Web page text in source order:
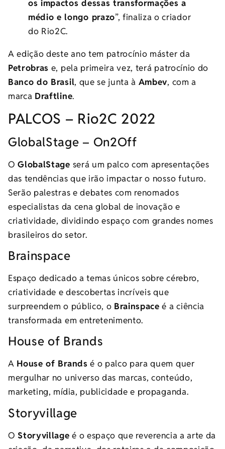
os impactos dessas transformações a
médio e longo prazo”, finaliza o criador
do Rio2C.
A edição deste ano tem patrocínio máster da
Petrobras e, pela primeira vez, terá patrocínio do
Banco do Brasil, que se junta à Ambev, com a
marca Draftline.
PALCOS – Rio2C 2022
GlobalStage – On2Off
OGlobalStage será um palco com apresentações
das tendências que irão impactar o nosso futuro.
Serão palestras e debates com renomados
especialistas da cena global de inovação e
criatividade, dividindo espaço com grandes nomes
brasileiros do setor.
Brainspace
Espaço dedicado a temas únicos sobre cérebro,
criatividade e descobertas incríveis que
surpreendem o público, o Brainspace é a ciência
transformada em entretenimento.
House of Brands
A House of Brands é o palco para quem quer
mergulhar no universo das marcas, conteúdo,
marketing, mídia, publicidade e propaganda.
Storyvillage
OStoryvillage é o espaço que reverencia a arte da